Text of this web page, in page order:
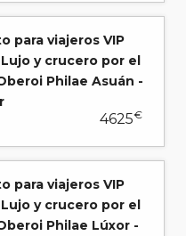
para viajeros VIP
Lujo y crucero por el
Philae Asuán -
4625€
para viajeros VIP
Lujo y crucero por el
Philae Lúxor -